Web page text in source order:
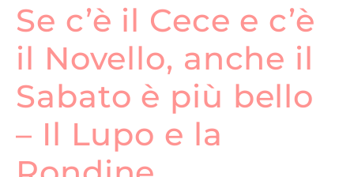
Se c’è il Cece e c’è
il Novello, anche il
Sabato è più bello
– Il Lupo e la